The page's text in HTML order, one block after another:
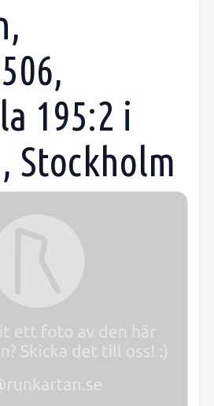
195:2 i
Stockholm